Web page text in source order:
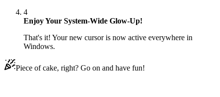
4
Enjoy Your System-Wide Glow-Up!
That's it! Your new cursor is now active everywhere in
Windows.
Piece of cake, right? Go on and have fun!